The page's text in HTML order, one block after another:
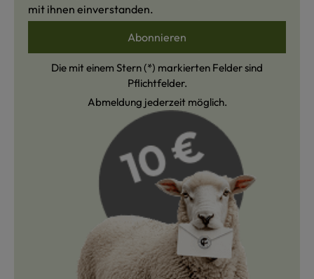
mit ihnen einverstanden.
Abonnieren
Die mit einem Stern (*) markierten Felder sind
Pflichtfelder.
Abmeldung jederzeit möglich.